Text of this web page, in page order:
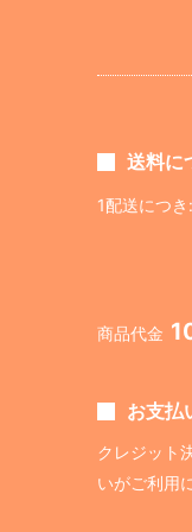
送料に
1配送につき:
商品代金
お支払
クレジット
いがご利用